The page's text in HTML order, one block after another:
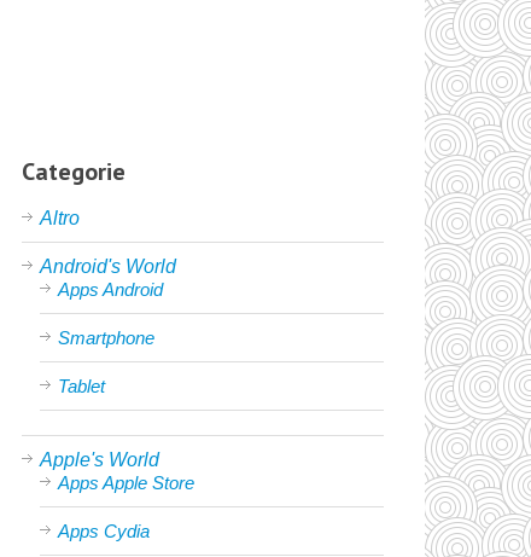
Categorie
Altro
Android's World
Apps Android
Smartphone
Tablet
Apple's World
Apps Apple Store
Apps Cydia